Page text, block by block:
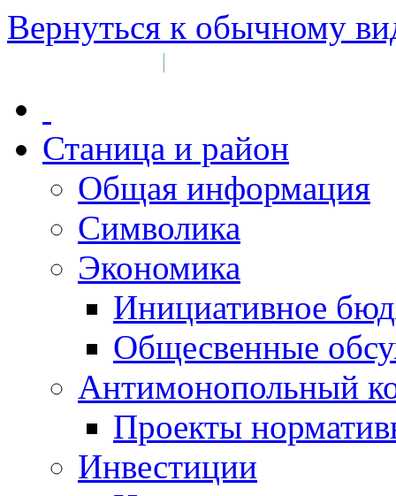
Вернуться к обычному
|
Станица и район
Общая информация
Символика
Экономика
Инициативное
Общесвенные
Антимонопольный
Проекты
Инвестиции